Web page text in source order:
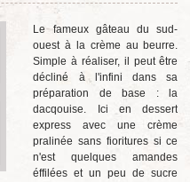
Le fameux gâteau du sud-
ouest à la crème au beurre.
Simple à réaliser, il peut être
décliné à l'infini dans sa
préparation de base : la
dacqouise. Ici en dessert
express avec une crème
pralinée sans fioritures si ce
n'est quelques amandes
éffilées et un peu de sucre